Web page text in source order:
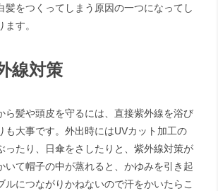
髪をつくってしまう原因の一つになってし
す。
線対策
ら髪や頭皮を守るには、直接紫外線を浴び
も大事です。外出時にはUVカット加工の
ったり、日傘をさしたりと、紫外線対策が
いて帽子の中が蒸れると、かゆみを引き起
ルにつながりかねないので汗をかいたらこ